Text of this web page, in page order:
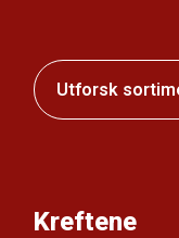
Utforsk
Kreftene